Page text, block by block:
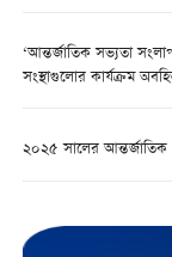
‘আন্তর্জাতিক সভ্যতা
সংস্থাগুলোর কার্যক্রম